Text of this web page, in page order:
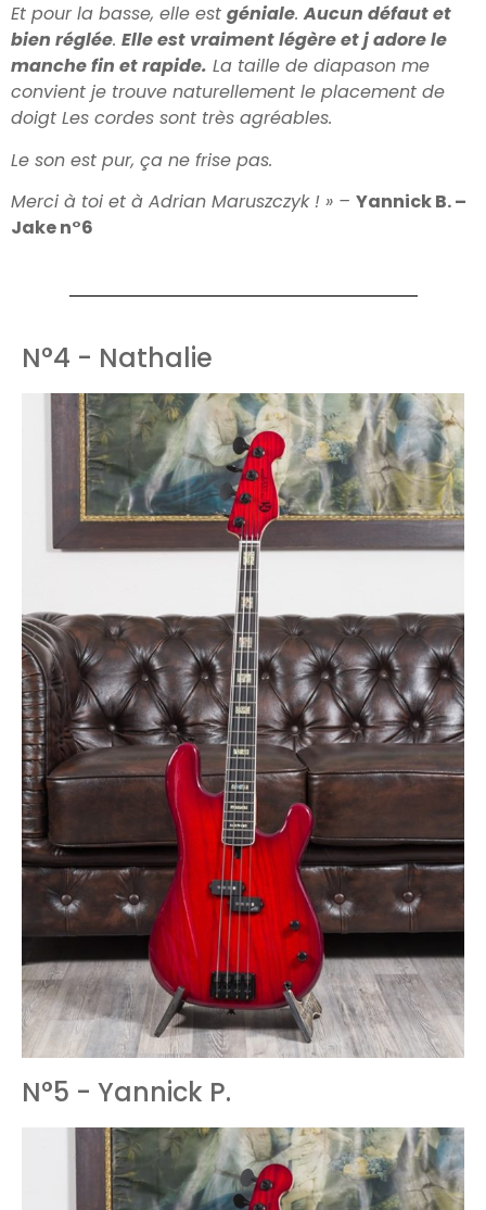
Et pour la basse, elle est géniale.Aucun défaut et
bien réglée. Elle est vraiment légère et j adore le
manche fin et rapide. La taille de diapason me
convient je trouve naturellement le placement de
doigt Les cordes sont très agréables.
Le son est pur, ça ne frise pas.
Merci à toi et à Adrian Maruszczyk ! » – Yannick B. –
Jake n°6
N°4 - Nathalie
N°5 - Yannick P.